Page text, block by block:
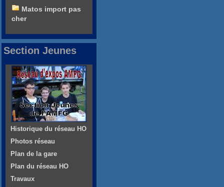
Matos import pas
cher
Section Jeunes
Historique du réseau HO
Photos réseau
Plan de la gare
Plan du réseau HO
Travaux